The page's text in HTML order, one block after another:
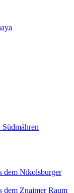
dem Nikolsburger
dem Znaimer Raum